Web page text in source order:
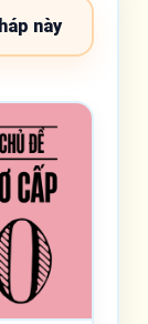
này